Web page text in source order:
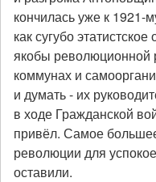
кончилась уже к
как сугубо
якобы революционной
коммунах и
и думать - их
в ходе Гражданской
привёл. Самое
революции для
оставили.